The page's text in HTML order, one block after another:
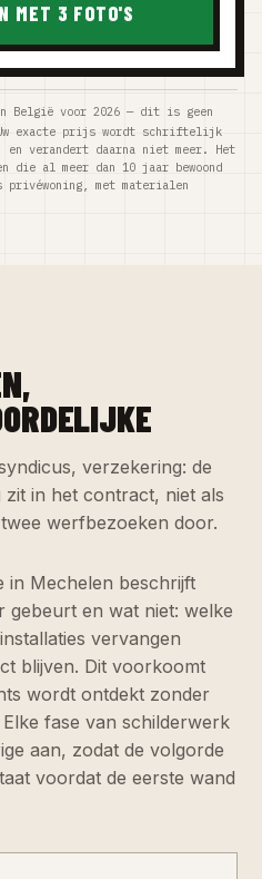
MET 3 FOTO'S
België voor 2026 — dit is geen
exacte prijs wordt schriftelijk
verandert daarna niet meer. Het
die al meer dan 10 jaar bewoond
met materialen
verzekering: de
zit in het contract, niet als
werfbezoeken door.
in Mechelen beschrijft
en wat niet: welke
vervangen
blijven. Dit voorkoomt
wordt ontdekt zonder
fase van schilderwerk
aan, zodat de volgorde
voordat de eerste wand